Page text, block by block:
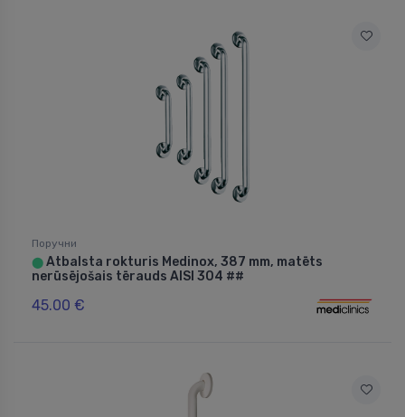
Поручни
⬤ Atbalsta rokturis Medinox, 387 mm, matēts
nerūsējošais tērauds AISI 304 ##
45.00 €